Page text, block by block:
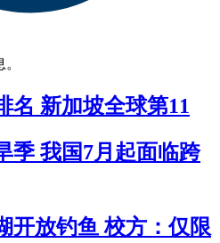
名 新加坡全球第11
季 我国7月起面临跨
开放钓鱼 校方：仅限